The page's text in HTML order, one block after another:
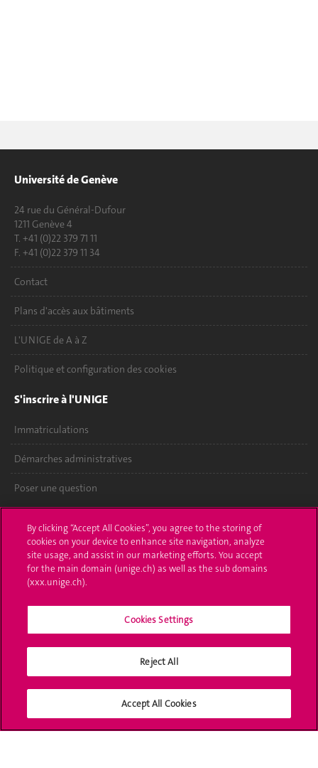
Université de Genève
24 rue du Général-Dufour
1211 Genève 4
T. +41 (0)22 379 71 11
F. +41 (0)22 379 11 34
Contact
Plans d'accès aux bâtiments
L'UNIGE de A à Z
Politique et configuration des cookies
S'inscrire à l'UNIGE
Immatriculations
Démarches administratives
Poser une question
UNIGE Mobile
Médias
Offres d'emploi
Bibliothèque
Médias sociaux UNIGE
By clicking “Accept All Cookies”, you agree to the storing of
cookies on your device to enhance site navigation, analyze
site usage, and assist in our marketing efforts. You accept
for the main domain (unige.ch) as well as the sub domains
(xxx.unige.ch).
Cookies Settings
Reject All
Accept All Cookies